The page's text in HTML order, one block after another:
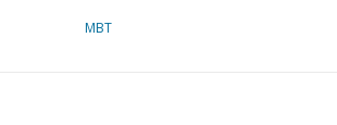
tekening
MBT